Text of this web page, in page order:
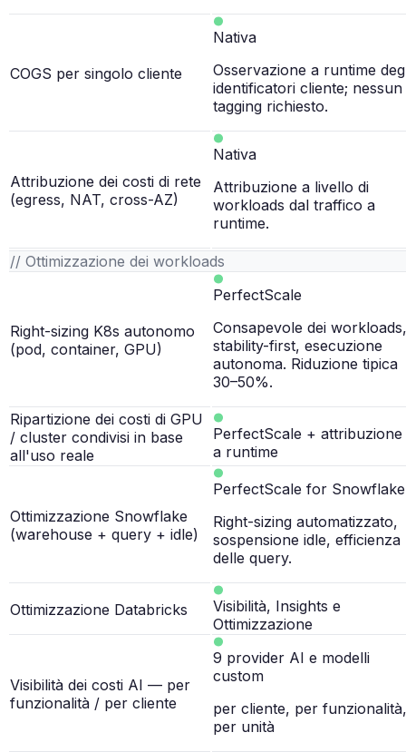
COGS per singolo cliente
Nativa
Osservazione a runtime
identificatori cliente; nessun
tagging richiesto.
Attribuzione dei costi di rete
(egress, NAT, cross-AZ)
Nativa
Attribuzione a livello di
workloads dal traffico a
runtime.
// Ottimizzazione dei workloads
Right-sizing K8s autonomo
(pod, container, GPU)
PerfectScale
Consapevole dei workloads,
stability-first, esecuzione
autonoma. Riduzione tipica
30–50%.
Ripartizione dei costi di GPU
/ cluster condivisi in base
all'uso reale
PerfectScale + attribuzione
a runtime
Ottimizzazione Snowflake
(warehouse + query + idle)
PerfectScale for Snowflake
Right-sizing automatizzato,
sospensione idle, efficienza
delle query.
Ottimizzazione Databricks
Visibilità, Insights e
Ottimizzazione
Visibilità dei costi AI — per
funzionalità / per cliente
9 provider AI e modelli
custom
per cliente, per funzionalità,
per unità